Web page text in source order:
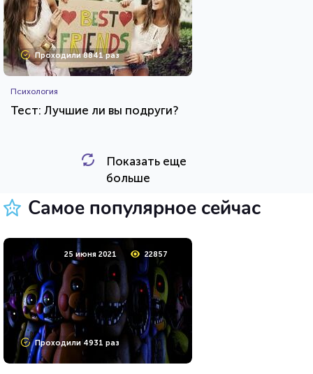
Проходили 8841 раз
Психология
Тест: Лучшие ли вы подруги?
HTML - код
26 июля 2021
Проходили 8032 раза
Показать еще
больше
Самое популярное сейчас
25 июня 2021 22857
Проходили 4931 раз